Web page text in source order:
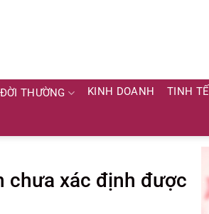
ĐỜI THƯỜNG KINH DOANH TINH TẾ
chưa xác định được